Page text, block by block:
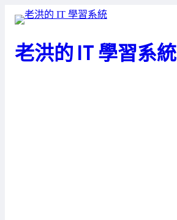
老洪的 IT 學習系統